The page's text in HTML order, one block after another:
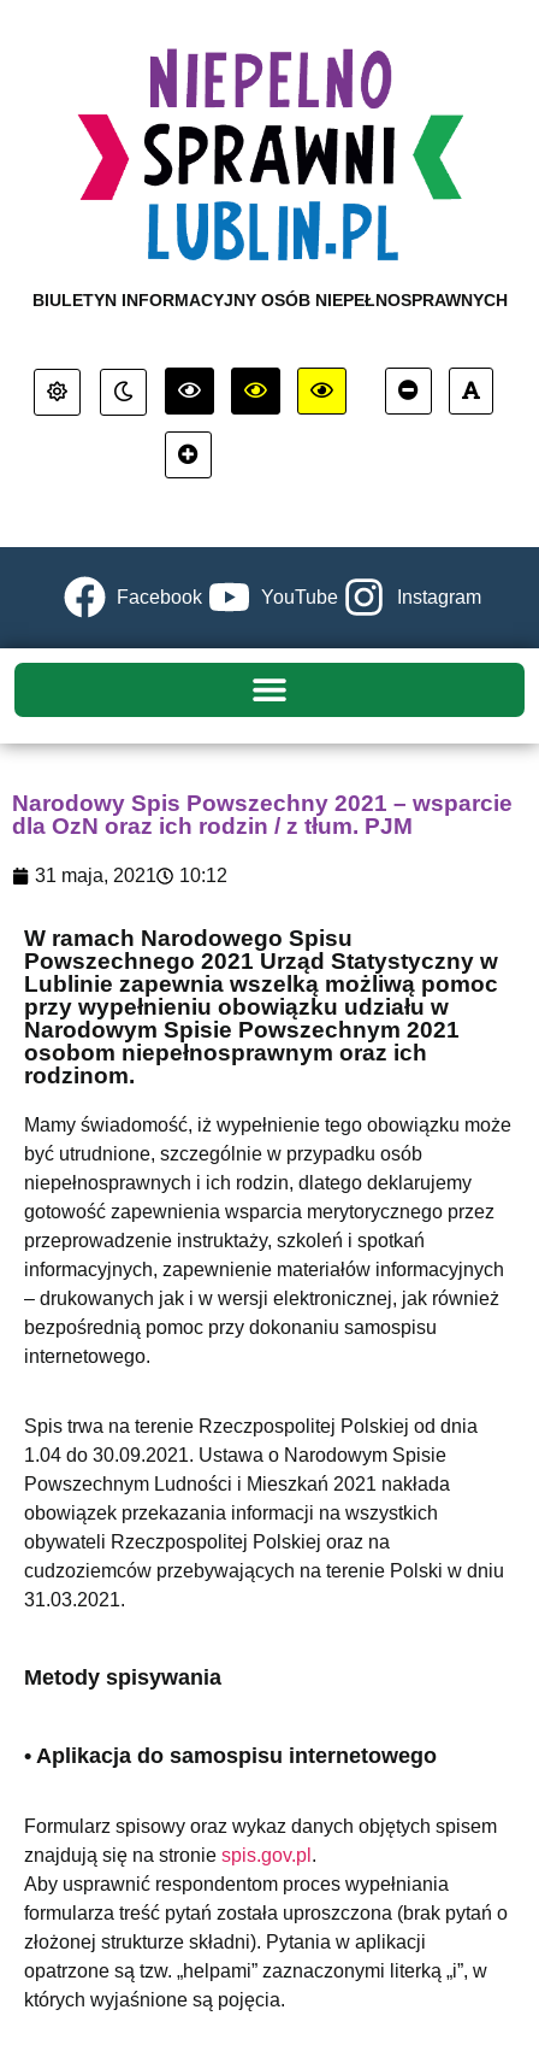
BIULETYN INFORMACYJNY OSÓB NIEPEŁNOSPRAWNYCH
Facebook YouTube Instagram
Narodowy Spis Powszechny 2021 – wsparcie
dla OzN oraz ich rodzin / z tłum. PJM
31 maja, 2021 10:12
W ramach Narodowego Spisu
Powszechnego 2021 Urząd Statystyczny w
Lublinie zapewnia wszelką możliwą pomoc
przy wypełnieniu obowiązku udziału w
Narodowym Spisie Powszechnym 2021
osobom niepełnosprawnym oraz ich
rodzinom.
Mamy świadomość, iż wypełnienie tego obowiązku może
być utrudnione, szczególnie w przypadku osób
niepełnosprawnych i ich rodzin, dlatego deklarujemy
gotowość zapewnienia wsparcia merytorycznego przez
przeprowadzenie instruktaży, szkoleń i spotkań
informacyjnych, zapewnienie materiałów informacyjnych
– drukowanych jak i w wersji elektronicznej, jak również
bezpośrednią pomoc przy dokonaniu samospisu
internetowego.
Spis trwa na terenie Rzeczpospolitej Polskiej od dnia
1.04 do 30.09.2021. Ustawa o Narodowym Spisie
Powszechnym Ludności i Mieszkań 2021 nakłada
obowiązek przekazania informacji na wszystkich
obywateli Rzeczpospolitej Polskiej oraz na
cudzoziemców przebywających na terenie Polski w dniu
31.03.2021.
Metody spisywania
• Aplikacja do samospisu internetowego
Formularz spisowy oraz wykaz danych objętych spisem
znajdują się na stronie spis.gov.pl .
Aby usprawnić respondentom proces wypełniania
formularza treść pytań została uproszczona (brak pytań o
złożonej strukturze składni). Pytania w aplikacji
opatrzone są tzw. „helpami” zaznaczonymi literką „i”, w
których wyjaśnione są pojęcia.